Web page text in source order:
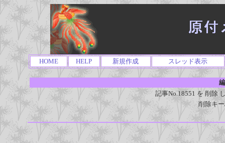
HOME HELP 新規作成 スレッド表示
記事No.18551 を 削除
削除キ